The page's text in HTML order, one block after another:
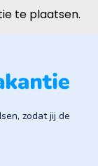
te plaatsen.
zodat jij de